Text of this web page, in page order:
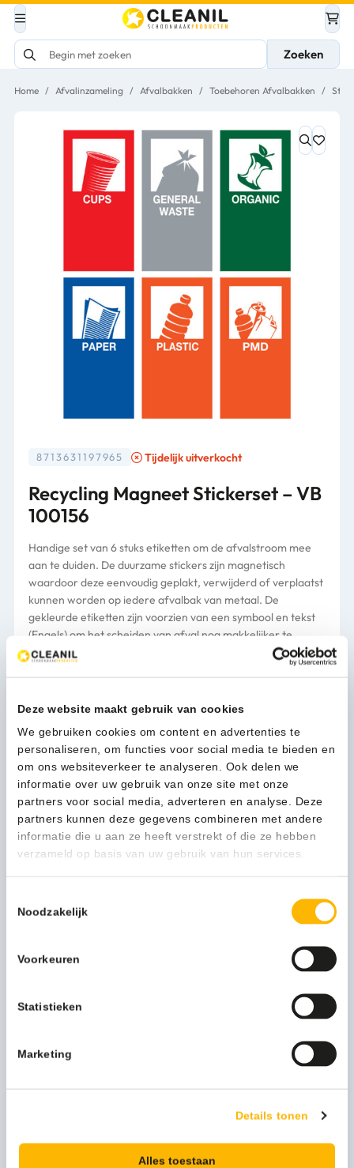
Deze website maakt gebruik van cookies
We gebruiken cookies om content en advertenties te
personaliseren, om functies voor social media te bieden en
om ons websiteverkeer te analyseren. Ook delen we
informatie over uw gebruik van onze site met onze
partners voor social media, adverteren en analyse. Deze
partners kunnen deze gegevens combineren met andere
informatie die u aan ze heeft verstrekt of die ze hebben
verzameld op basis van uw gebruik van hun services.
Noodzakelijk
Voorkeuren
Statistieken
Marketing
Details tonen
Alles toestaan
Zoeken
Home / Afvalinzameling / Afvalbakken / Toebehoren Afvalbakken /
8713631197965 Tijdelijk uitverkocht
Recycling Magneet Stickerset – VB
100156
Handige set van 6 stuks etiketten om de afvalstroom mee
aan te duiden. De duurzame stickers zijn magnetisch
waardoor deze eenvoudig geplakt, verwijderd of verplaatst
kunnen worden op iedere afvalbak van metaal. De
gekleurde etiketten zijn voorzien van een symbool en tekst
(Engels) om het scheiden van afval nog makkelijker te
maken.
Verpakking1 x 6 stuks
1-3 werkdagen
Beschrijving
Meer productinformatie
VB 100156
Artikel hoogte mm 180